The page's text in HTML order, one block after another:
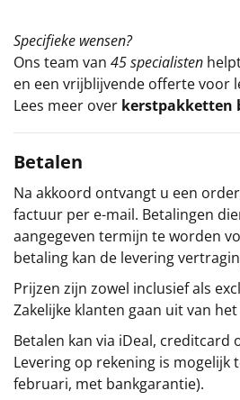
Specifieke wensen?
Ons team van 45 specialisten
en een vrijblijvende offerte voor
Lees meer over kerstpakketten
Betalen
Na akkoord ontvangt u een
factuur per e-mail. Betalingen
aangegeven termijn te worden
betaling kan de levering
Prijzen zijn zowel inclusief als
Zakelijke klanten gaan uit van het
Betalen kan via iDeal, creditcard
Levering op rekening is mogelijk
februari, met bankgarantie).